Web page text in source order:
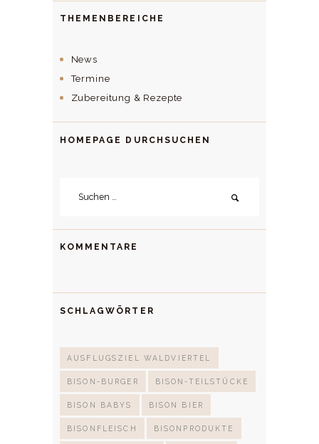
THEMENBEREICHE
News
Termine
Zubereitung & Rezepte
HOMEPAGE DURCHSUCHEN
KOMMENTARE
SCHLAGWÖRTER
AUSFLUGSZIEL WALDVIERTEL
BISON-BURGER BISON-TEILSTÜCKE
BISON BABYS BISON BIER
BISONFLEISCH BISONPRODUKTE